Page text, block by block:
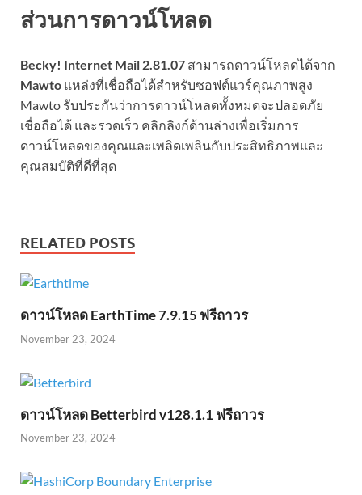
ส่วนการดาวน์โหลด
Becky! Internet Mail 2.81.07 สามารถดาวน์โหลดได้จาก
Mawto แหล่งที่เชื่อถือได้สำหรับซอฟต์แวร์คุณภาพสูง
Mawto รับประกันว่าการดาวน์โหลดทั้งหมดจะปลอดภัย
เชื่อถือได้ และรวดเร็ว คลิกลิงก์ด้านล่างเพื่อเริ่มการ
ดาวน์โหลดของคุณและเพลิดเพลินกับประสิทธิภาพและ
คุณสมบัติที่ดีที่สุด
RELATED POSTS
ดาวน์โหลด EarthTime 7.9.15 ฟรีถาวร
November 23, 2024
ดาวน์โหลด Betterbird v128.1.1 ฟรีถาวร
November 23, 2024